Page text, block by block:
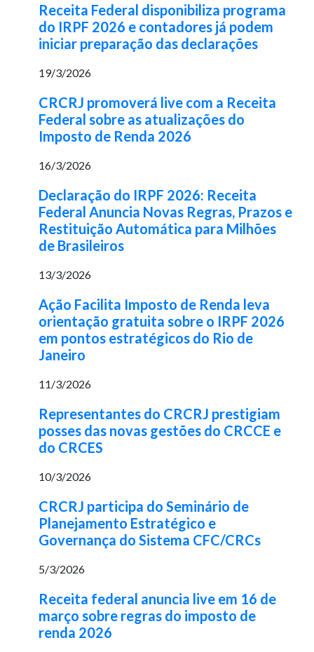
Receita Federal disponibiliza programa
do IRPF 2026 e contadores já podem
iniciar preparação das declarações
19/3/2026
CRCRJ promoverá live com a Receita
Federal sobre as atualizações do
Imposto de Renda 2026
16/3/2026
Declaração do IRPF 2026: Receita
Federal Anuncia Novas Regras, Prazos e
Restituição Automática para Milhões
de Brasileiros
13/3/2026
Ação Facilita Imposto de Renda leva
orientação gratuita sobre o IRPF 2026
em pontos estratégicos do Rio de
Janeiro
11/3/2026
Representantes do CRCRJ prestigiam
posses das novas gestões do CRCCE e
do CRCES
10/3/2026
CRCRJ participa do Seminário de
Planejamento Estratégico e
Governança do Sistema CFC/CRCs
5/3/2026
Receita federal anuncia live em 16 de
março sobre regras do imposto de
renda 2026